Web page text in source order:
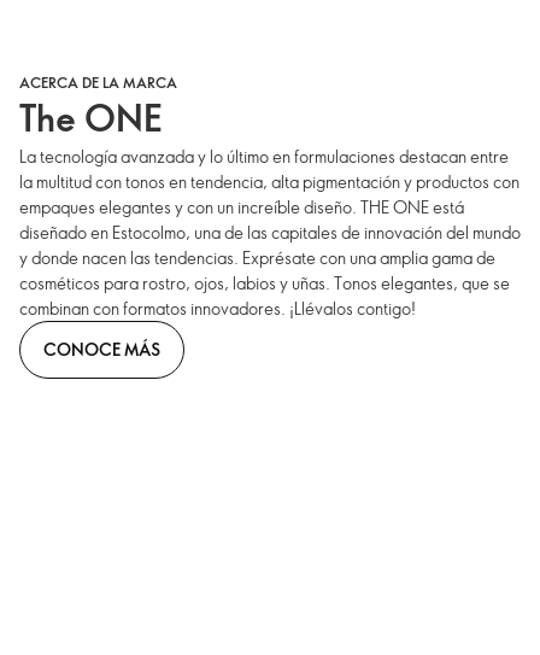
ACERCA DE LA MARCA
The ONE
La tecnología avanzada y lo último en formulaciones destacan entre
la multitud con tonos en tendencia, alta pigmentación y productos con
empaques elegantes y con un increíble diseño. THE ONE está
diseñado en Estocolmo, una de las capitales de innovación del mundo
y donde nacen las tendencias. Exprésate con una amplia gama de
cosméticos para rostro, ojos, labios y uñas. Tonos elegantes, que se
combinan con formatos innovadores. ¡Llévalos contigo!
CONOCE MÁS